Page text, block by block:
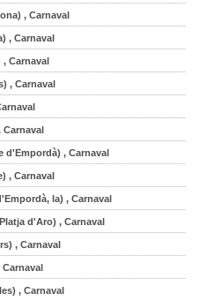
, Carnaval
, Carnaval
Carnaval
, Carnaval
Carnaval
d'Empordà) , Carnaval
, Carnaval
la) , Carnaval
d'Aro) , Carnaval
, Carnaval
, Carnaval